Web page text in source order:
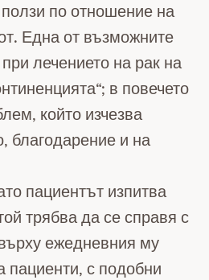
по отношение на
Една от възможните
лечението на рак на
в повечето
който изчезва
благодарение и на
пациентът изпитва
трябва да се справя с
ежедневния му
пациенти, с подобни